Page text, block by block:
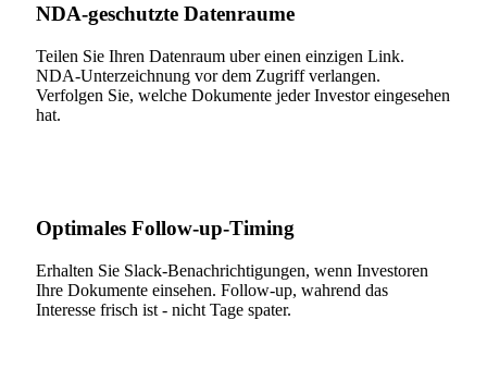
NDA-geschutzte Datenraume
Teilen Sie Ihren Datenraum uber einen einzigen Link.
NDA-Unterzeichnung vor dem Zugriff verlangen.
Verfolgen Sie, welche Dokumente jeder Investor eingesehen
hat.
Optimales Follow-up-Timing
Erhalten Sie Slack-Benachrichtigungen, wenn Investoren
Ihre Dokumente einsehen. Follow-up, wahrend das
Interesse frisch ist - nicht Tage spater.